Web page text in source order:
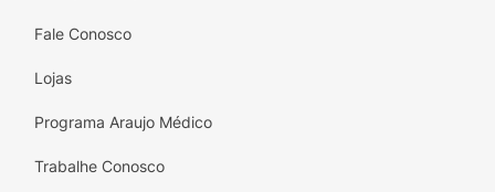
Fale Conosco
Lojas
Programa Araujo Médico
Trabalhe Conosco